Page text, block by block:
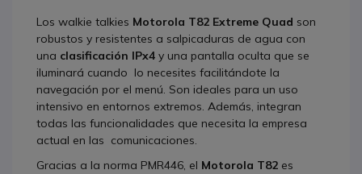
Los walkie talkies Motorola T82 Extreme Quad son
robustos y resistentes a salpicaduras de agua con
una clasificación IPx4 y una pantalla oculta que se
iluminará cuando lo necesites facilitándote la
navegación por el menú. Son ideales para un uso
intensivo en entornos extremos. Además, integran
todas las funcionalidades que necesita la empresa
actual en las comunicaciones.
Gracias a la norma PMR446, el Motorola T82 es